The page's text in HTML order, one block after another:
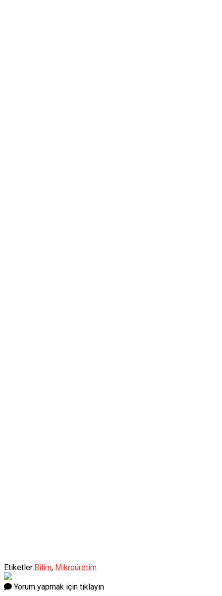
Etiketler: Bilim, Mikroüretim
Yorum yapmak için tıklayın